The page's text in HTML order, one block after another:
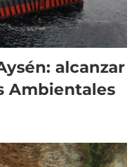
alcanzar
Ambientales